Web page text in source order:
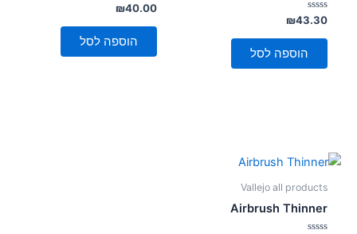
דורג
0
מתוך
₪43.30
הוספה לסל
דורג
0
מתוך
₪40.00
הוספה לסל
Vallejo all products
Airbrush Thinner